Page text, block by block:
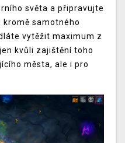
světa a připravujte
kromě samotného
vytěžit maximum z
kvůli zajištění toho
města, ale i pro